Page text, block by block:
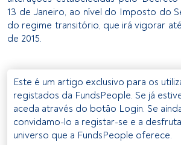
13 de Janeiro, ao nível do Imposto do
do regime transitório, que irá vigorar
de 2015.
Este é um artigo exclusivo para os
registados da FundsPeople. Se já
aceda através do botão Login. Se
convidamo-lo a registar-se e a
universo que a FundsPeople oferece.